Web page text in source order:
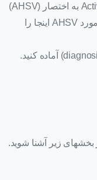
از طریق Active Health System Viewer به اختصار (AHSV)
ارسال کنید. برای اطلاعات بیشتر در مورد AHSV اینجا را
بخشهای زیر آشنا شوید.